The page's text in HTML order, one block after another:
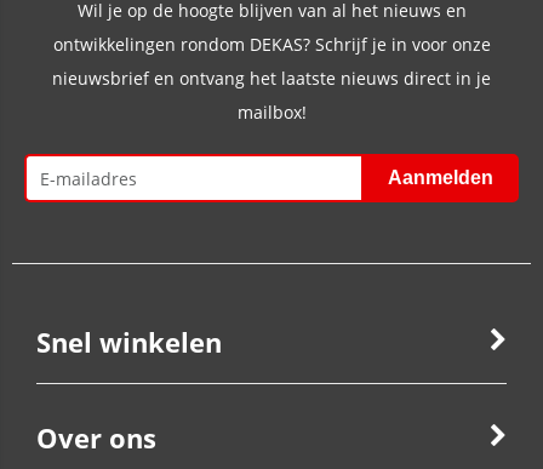
Wil je op de hoogte blijven van al het nieuws en
ontwikkelingen rondom DEKAS? Schrijf je in voor onze
nieuwsbrief en ontvang het laatste nieuws direct in je
mailbox!
Snel winkelen
Over ons